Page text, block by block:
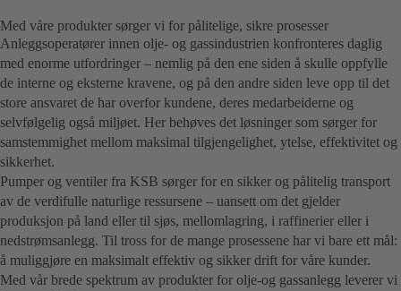
Med våre produkter sørger vi for pålitelige, sikre prosesser
Anleggsoperatører innen olje- og gassindustrien konfronteres daglig
med enorme utfordringer – nemlig på den ene siden å skulle oppfylle
de interne og eksterne kravene, og på den andre siden leve opp til det
store ansvaret de har overfor kundene, deres medarbeiderne og
selvfølgelig også miljøet. Her behøves det løsninger som sørger for
samstemmighet mellom maksimal tilgjengelighet, ytelse, effektivitet og
sikkerhet.
Pumper og ventiler fra KSB sørger for en sikker og pålitelig transport
av de verdifulle naturlige ressursene – uansett om det gjelder
produksjon på land eller til sjøs, mellomlagring, i raffinerier eller i
nedstrømsanlegg. Til tross for de mange prosessene har vi bare ett mål:
å muliggjøre en maksimalt effektiv og sikker drift for våre kunder.
Med vår brede spektrum av produkter for olje-og gassanlegg leverer vi